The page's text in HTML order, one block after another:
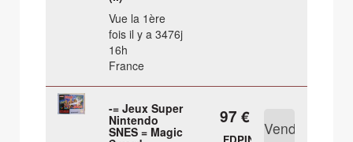
Vue la 1ère
fois il y a 3476j
16h
France
-= Jeux Super
Nintendo
SNES = Magic
97 €